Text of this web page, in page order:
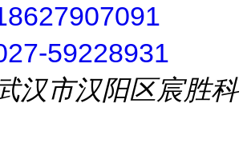
59228931
汉市汉阳区宸胜科